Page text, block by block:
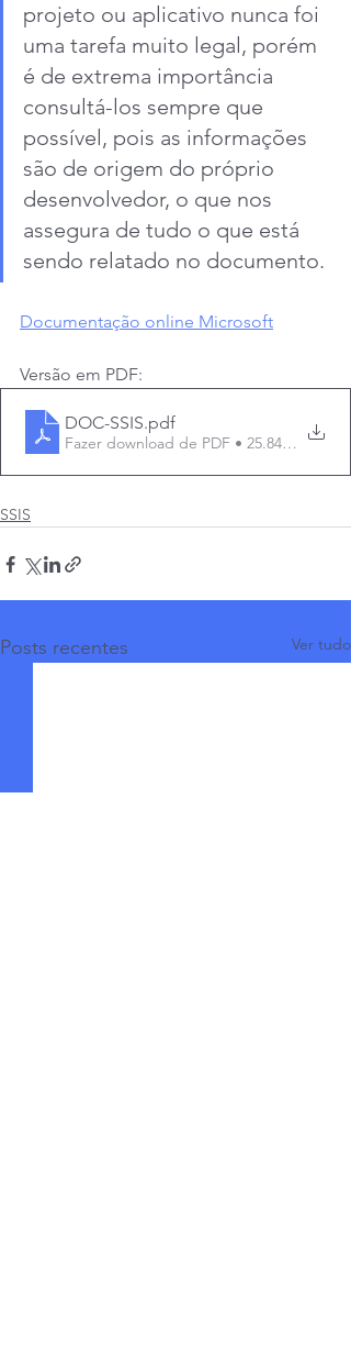
projeto ou aplicativo nunca foi
uma tarefa muito legal, porém
é de extrema importância
consultá-los sempre que
possível, pois as informações
são de origem do próprio
desenvolvedor, o que nos
assegura de tudo o que está
sendo relatado no documento.
Documentação online Microsoft
Versão em PDF:
DOC-SSIS.pdf
Fazer download de PDF • 25.84MB
SSIS
Posts recentes Ver tudo